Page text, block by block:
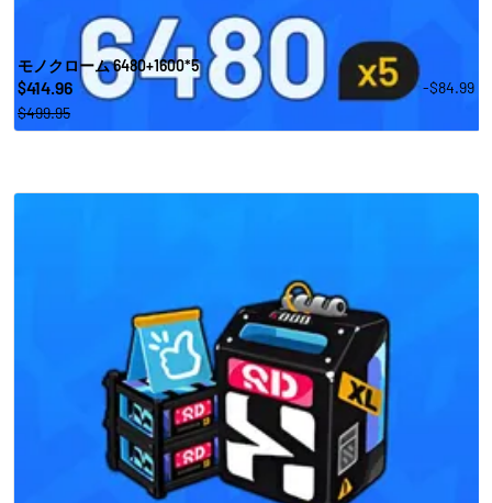
モノクローム 6480+1600*5
$414.96
-$84.99
$499.95